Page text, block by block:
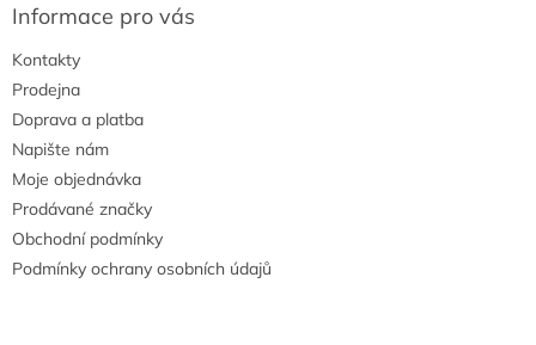
Informace pro vás
Kontakty
Prodejna
Doprava a platba
Napište nám
Moje objednávka
Prodávané značky
Obchodní podmínky
Podmínky ochrany osobních údajů